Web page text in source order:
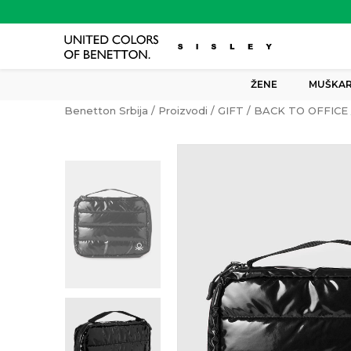
ŽENE
Benetton Srbija Proizvodi GIFT BACK TO OFFICE